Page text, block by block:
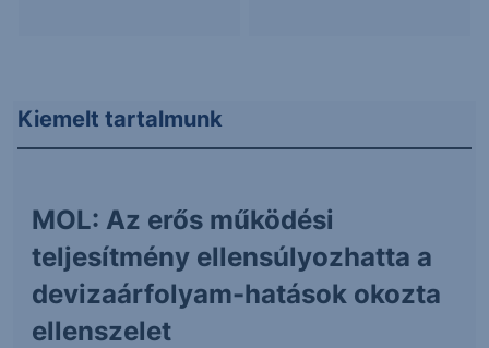
Kiemelt tartalmunk
MOL: Az erős működési
teljesítmény ellensúlyozhatta a
devizaárfolyam-hatások okozta
ellenszelet